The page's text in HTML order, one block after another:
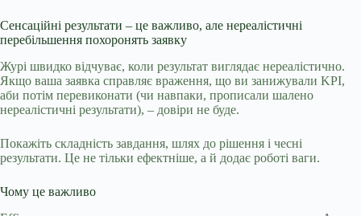
Сенсаційні результати – це важливо, але нереалістичні
перебільшення похоронять заявку
Журі швидко відчуває, коли результат виглядає нереалістично.
Якщо ваша заявка справляє враження, що ви занижували KPI,
аби потім перевиконати (чи навпаки, прописали шалено
нереалістичні результати), – довіри не буде.
Покажіть складність завдання, шлях до рішення і чесні
результати. Це не тільки ефектніше, а й додає роботі ваги.
Чому це важливо